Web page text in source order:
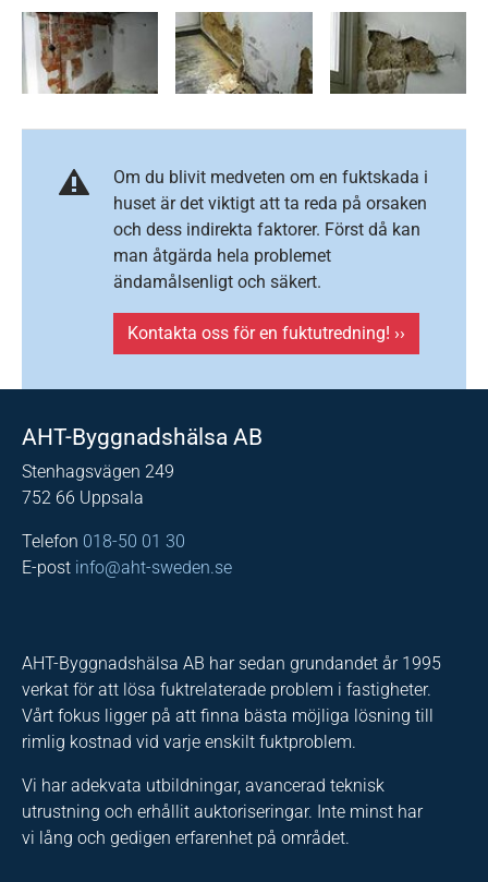
Om du blivit medveten om en fuktskada i
huset är det viktigt att ta reda på orsaken
och dess indirekta faktorer. Först då kan
man åtgärda hela problemet
ändamålsenligt och säkert.
Kontakta oss för en fuktutredning! ››
AHT-Byggnadshälsa AB
Stenhagsvägen 249
752 66 Uppsala
Telefon 018-50 01 30
E-post info@aht-sweden.se
AHT-Byggnadshälsa AB har sedan grundandet år 1995
verkat för att lösa fuktrelaterade problem i fastigheter.
Vårt fokus ligger på att finna bästa möjliga lösning till
rimlig kostnad vid varje enskilt fuktproblem.
Vi har adekvata utbildningar, avancerad teknisk
utrustning och erhållit auktoriseringar. Inte minst har
vi lång och gedigen erfarenhet på området.